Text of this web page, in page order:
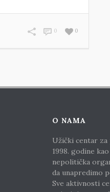
0
0
O NAMA
Užički centar za
1998. godine
nepolitička
da unapredimo
Sve aktivnosti